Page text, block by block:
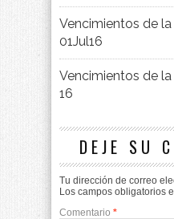
Vencimientos de
01Jul16
Vencimientos de
16
DEJE SU
Tu dirección de correo
Los campos obligatorios
Comentario *